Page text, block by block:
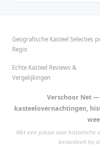
Geografische Kasteel Selecties
Regio
Echte Kasteel Reviews &
Vergelijkingen
Verschoor Net
kasteelovernachtingen,
Met een passie voor
beoordeelt hij